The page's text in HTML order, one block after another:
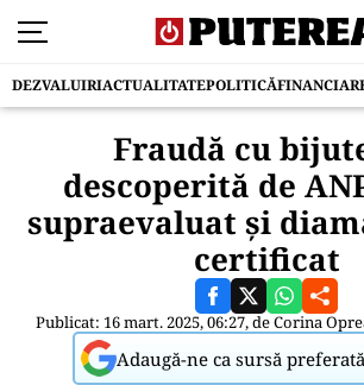
DEZVALUIRIACTUALITATEPOLITICĂFINANCIAR
Fraudă cu
descoperită de
supraevaluat și
certificat
Publicat: 16 mart. 2025, 06:27, deCorina
Adaugă-ne ca sursă